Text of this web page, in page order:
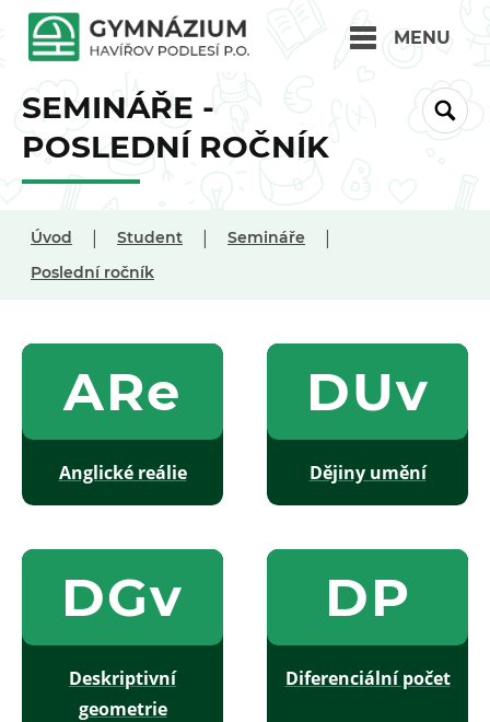
MENU
SEMINÁŘE -
POSLEDNÍ ROČNÍK
Úvod | Student | Semináře |
Poslední ročník
ARe
Anglické reálie
DUv
Dějiny umění
DGv
Deskriptivní
geometrie
DP
Diferenciální počet